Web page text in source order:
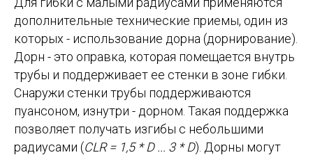
дополнительные технические приемы, один из
которых - использование дорна (дорнирование).
Дорн - это оправка, которая помещается внутрь
трубы и поддерживает ее стенки в зоне гибки.
Снаружи стенки трубы поддерживаются
пуансоном, изнутри - дорном. Такая поддержка
позволяет получать изгибы с небольшими
радиусами (CLR = 1,5 * D ... 3 * D). Дорны могут